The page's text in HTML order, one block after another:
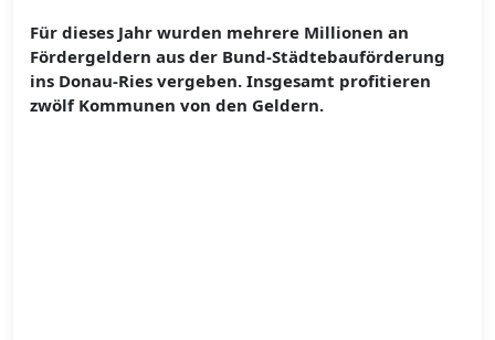
Für dieses Jahr wurden mehrere Millionen an
Fördergeldern aus der Bund-Städtebauförderung
ins Donau-Ries vergeben. Insgesamt profitieren
zwölf Kommunen von den Geldern.